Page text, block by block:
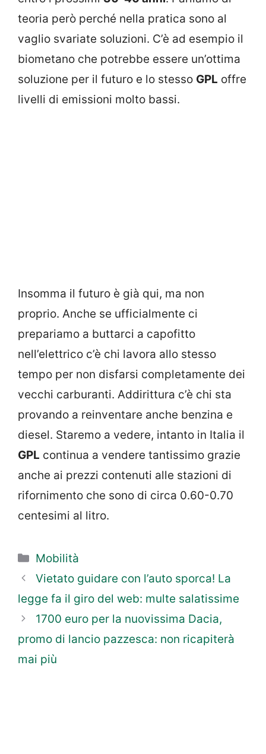
teoria però perché nella pratica sono al
vaglio svariate soluzioni. C’è ad esempio il
biometano che potrebbe essere un’ottima
soluzione per il futuro e lo stesso GPL offre
livelli di emissioni molto bassi.
Insomma il futuro è già qui, ma non
proprio. Anche se ufficialmente ci
prepariamo a buttarci a capofitto
nell’elettrico c’è chi lavora allo stesso
tempo per non disfarsi completamente dei
vecchi carburanti. Addirittura c’è chi sta
provando a reinventare anche benzina e
diesel. Staremo a vedere, intanto in Italia il
GPL continua a vendere tantissimo grazie
anche ai prezzi contenuti alle stazioni di
rifornimento che sono di circa 0.60-0.70
centesimi al litro.
Categorie
Mobilità
Vietato guidare con l’auto sporca! La
legge fa il giro del web: multe salatissime
1700 euro per la nuovissima Dacia,
promo di lancio pazzesca: non ricapiterà
mai più